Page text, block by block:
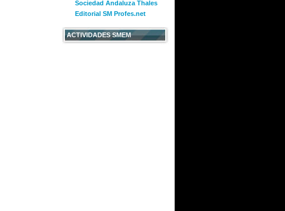
Sociedad Andaluza Thales
Editorial SM Profes.net
ACTIVIDADES SMEM